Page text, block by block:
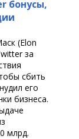
бонусы,
(Elon
за
сбить
его
бизнеса.
млрд.